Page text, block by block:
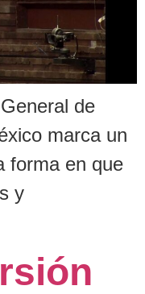
de
marca un
forma en que
y